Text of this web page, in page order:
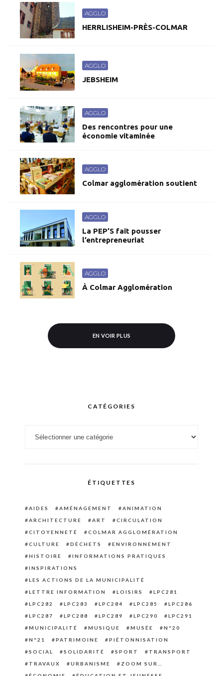
AGGLO
HERRLISHEIM-PRÈS-COLMAR
AGGLO
JEBSHEIM
AGGLO
Des rencontres pour une
économie vitaminée
AGGLO
Colmar agglomération soutient
AGGLO
La PEP’S fait pousser
l’entrepreneuriat
AGGLO
À Colmar Agglomération
EN VOIR PLUS
CATÉGORIES
ÉTIQUETTES
AIDES AMÉNAGEMENT
ANIMATION
ARCHITECTURE
ART
CIRCULATION
CITOYENNETÉ
COLMAR AGGLOMÉRATION
CULTURE
DÉCHETS
ENVIRONNEMENT
HISTOIRE
INFORMATIONS PRATIQUES
INSPIRATIONS
LES ACTIONS DE LA MUNICIPALITÉ
LETTRE INFORMATION
LOISIRS
LPC281
LPC282
LPC283 LPC284 LPC285
LPC286
LPC287
LPC288 LPC289 LPC290
LPC291
MUNICIPALITÉ
MUSIQUE MUSÉE
N°20
N°21
PATRIMOINE
PIÉTONNISATION
SOCIAL
SOLIDARITÉ SPORT
TRANSPORT
TRAVAUX
URBANISME
ZOOM SUR…